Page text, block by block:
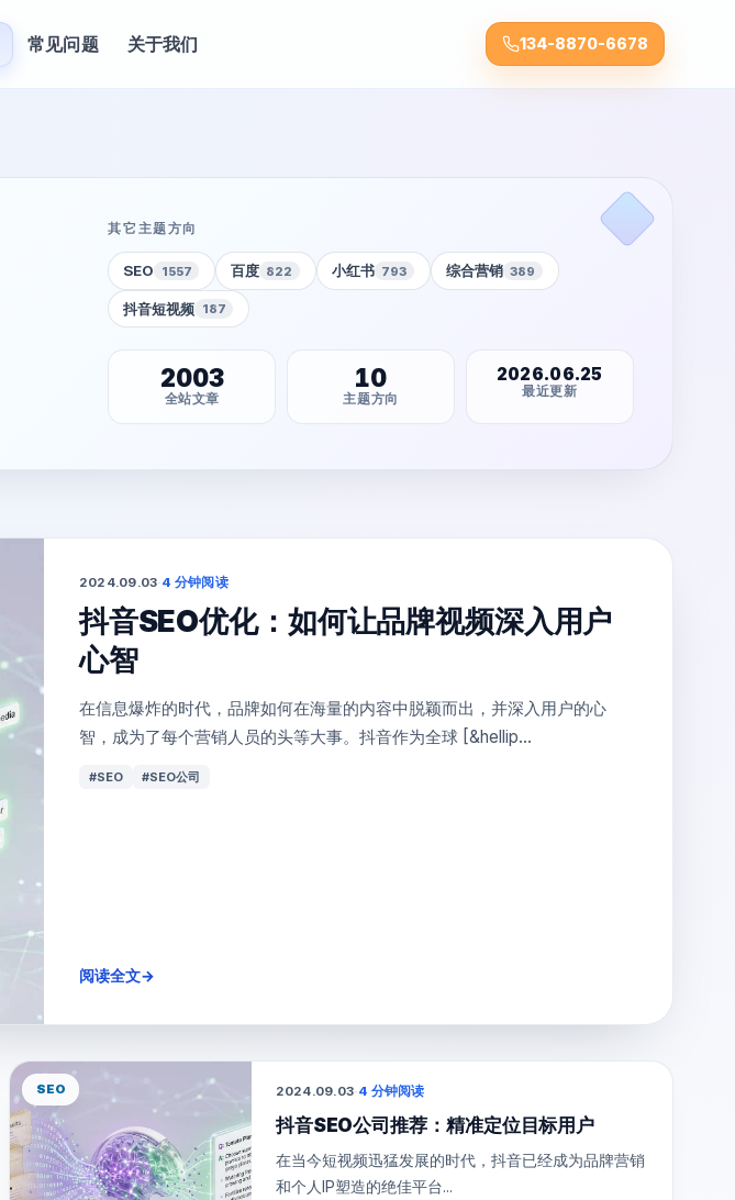
常见问题 关于我们 134-8870-6678
其它主题方向
SEO 1557 百度 822 小红书 793 综合营销 389
抖音短视频 187
2003
全站文章
10
主题方向
2026.06.25
最近更新
2024.09.03·4 分钟阅读
抖音SEO优化：如何让品牌视频深入用户
心智
在信息爆炸的时代，品牌如何在海量的内容中脱颖而出，并深入用户的心
智，成为了每个营销人员的头等大事。抖音作为全球 [&hellip...
#SEO #SEO公司
阅读全文→
SEO 2024.09.03·4 分钟阅读
抖音SEO公司推荐：精准定位目标用户
在当今短视频迅猛发展的时代，抖音已经成为品牌营销
和个人IP塑造的绝佳平台...